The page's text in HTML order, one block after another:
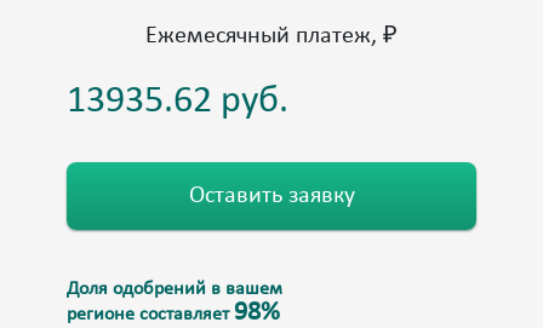
Ежемесячный платеж, ₽
Оставить заявку
Доля одобрений в вашем
регионе составляет 98%